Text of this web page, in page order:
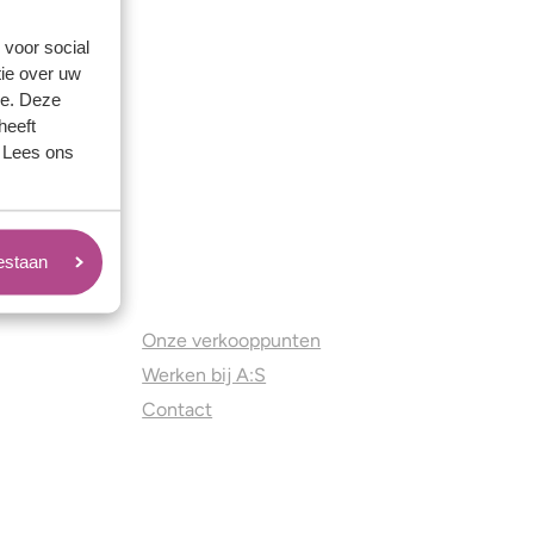
voor social
over uw
Deze
ons
Onze verkooppunten
Werken bij A:S
Contact